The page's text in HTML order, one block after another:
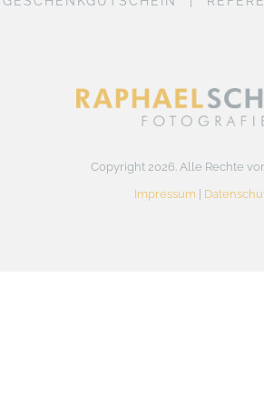
Copyright 2026. Alle Rechte
Impressum